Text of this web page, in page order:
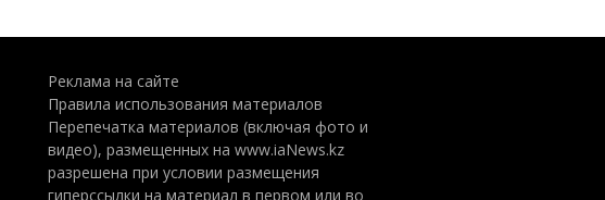
Реклама на сайте
Правила использования материалов
Перепечатка материалов (включая фото и
видео), размещенных на www.iaNews.kz
разрешена при условии размещения
гиперссылки на материал в первом или во